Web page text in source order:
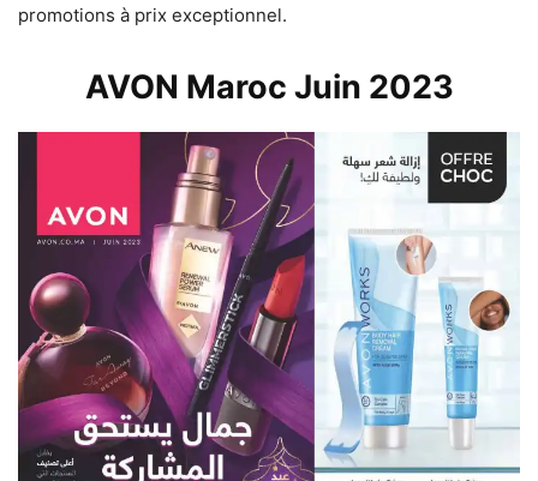
promotions à prix exceptionnel.
AVON Maroc Juin 2023